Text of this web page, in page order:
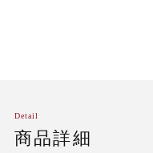
商品詳細
Detail